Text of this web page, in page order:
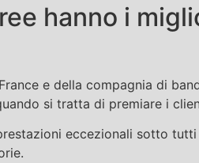
hanno i
e della compagnia di
si tratta di premiare i
eccezionali sotto